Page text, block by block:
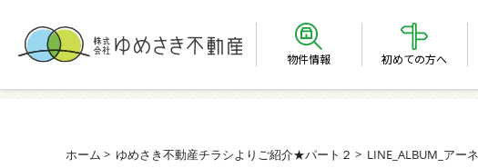
物件情報 初めての方へ
ホーム ゆめさき不動産チラシよりご紹介★パート２ LINE_ALBUM_アー